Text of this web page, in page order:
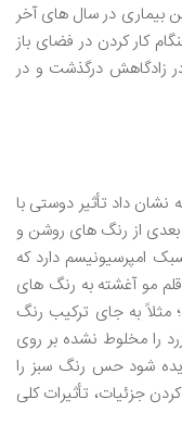
بیماری در سال ‌های آخر
در اکتبر سال ۱۹۰۶ او به هنگام کار کردن در فضای باز
زادگاهش درگذشت و در
نشان داد تأثیر دوستی با
از رنگ های روشن و
امپرسیونیسم دارد که
مو آغشته به رنگ‌ های
مثلاً به جای ترکیب رنگ
را مخلوط نشده بر روی
شود حس رنگ سبز را
جزئیات، تأثیرات کلی